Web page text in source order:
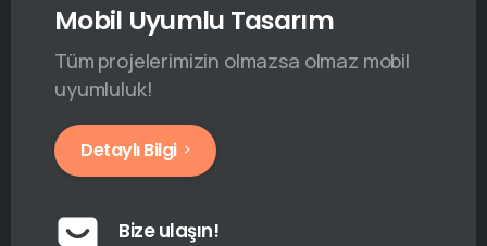
Mobil Uyumlu Tasarım
Tüm projelerimizin olmazsa olmaz mobil
uyumluluk!
Detaylı Bilgi
Bize ulaşın!